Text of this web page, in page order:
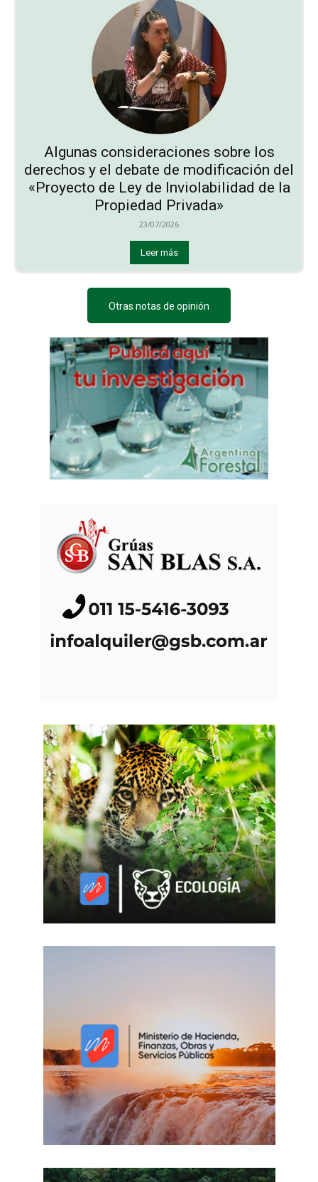
Algunas consideraciones sobre los
derechos y el debate de modificación del
«Proyecto de Ley de Inviolabilidad de la
Propiedad Privada»
23/07/2026
Leer más
Otras notas de opinión